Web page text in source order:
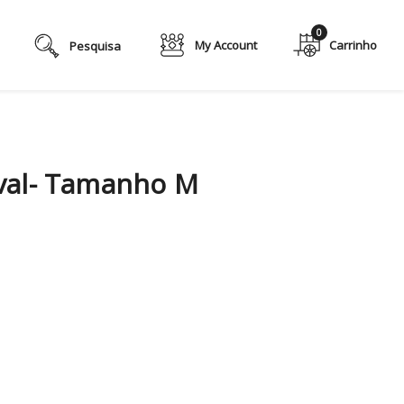
My Account
0
Tamanho M